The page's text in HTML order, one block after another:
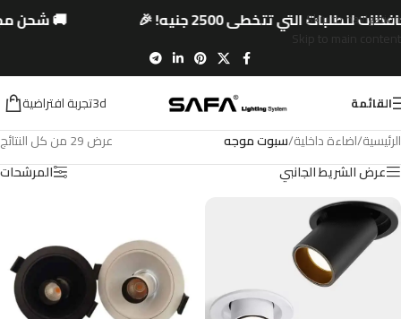
للطلبات التي تتخطى 2500 جنيه! 🎉 🚚
Skip to navigation
Skip to main content
القائمة
3dتجربة افتراضية
الرئيسية/اضاءة داخلية/سبوت موجه عرض ⁦29⁩ من كل النتائج
عرض الشريط الجانبي المرشحات